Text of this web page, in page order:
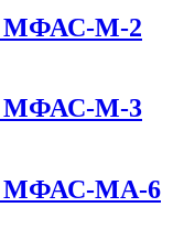
МФАС-М-2
МФАС-М-3
МФАС-МА-6